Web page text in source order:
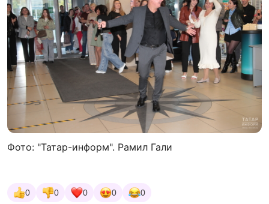
Фото: "Татар-информ". Рамил Гали
0 0 0 0 0